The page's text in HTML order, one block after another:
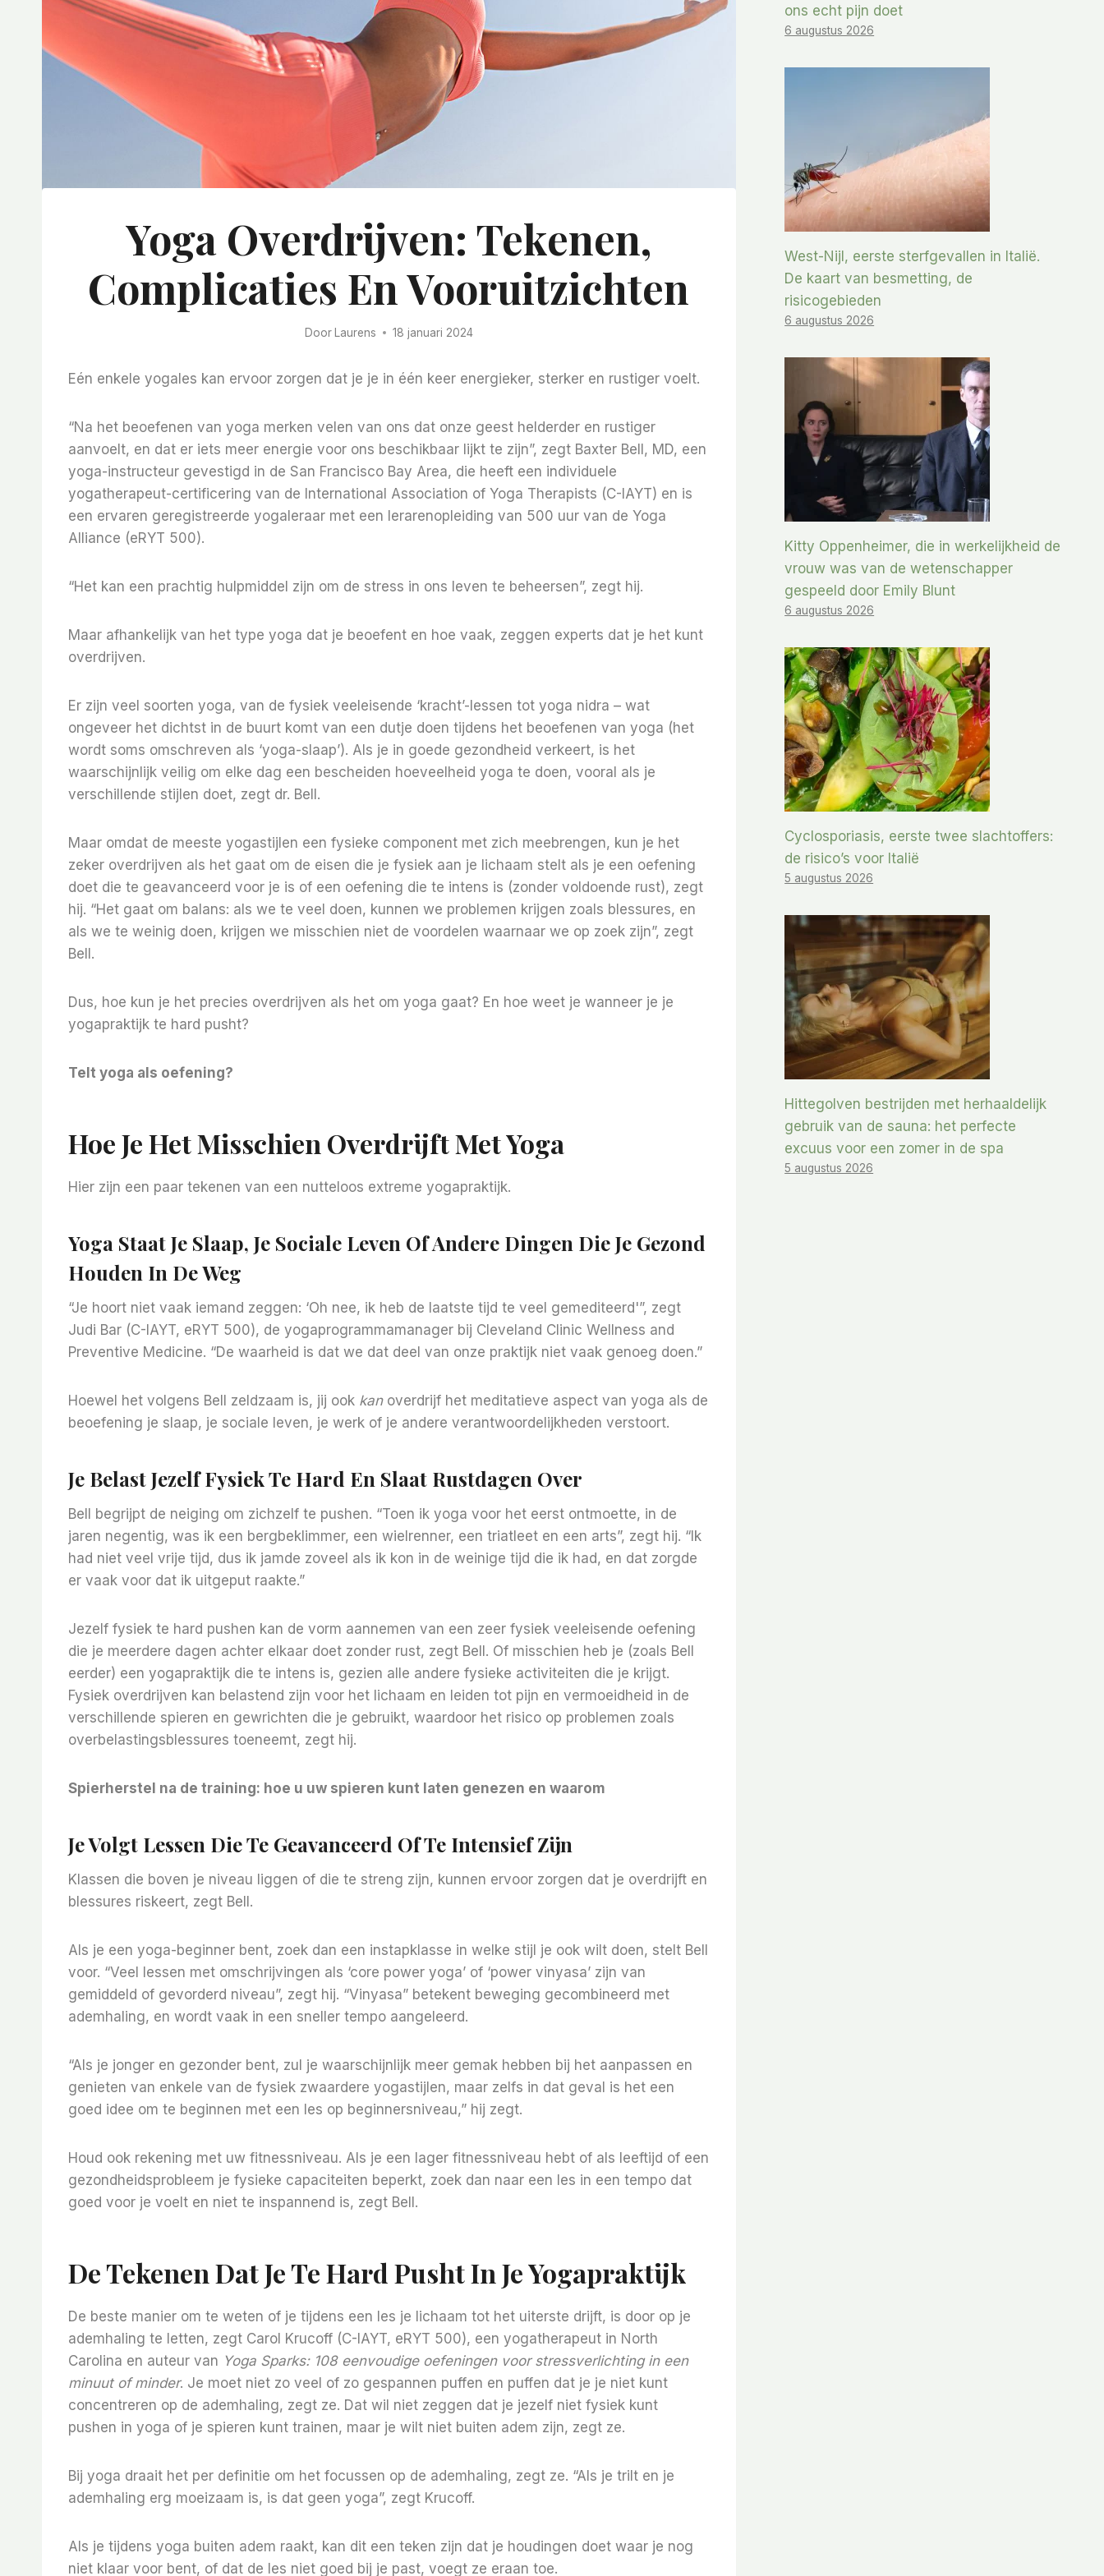
Yoga Overdrijven: Tekenen,
Complicaties En Vooruitzichten
Door Laurens 18 januari 2024
Eén enkele yogales kan ervoor zorgen dat je je in één keer energieker, sterker en rustiger voelt.
“Na het beoefenen van yoga merken velen van ons dat onze geest helderder en rustiger
aanvoelt, en dat er iets meer energie voor ons beschikbaar lijkt te zijn”, zegt Baxter Bell, MD, een
yoga-instructeur gevestigd in de San Francisco Bay Area, die heeft een individuele
yogatherapeut-certificering van de International Association of Yoga Therapists (C-IAYT) en is
een ervaren geregistreerde yogaleraar met een lerarenopleiding van 500 uur van de Yoga
Alliance (eRYT 500).
“Het kan een prachtig hulpmiddel zijn om de stress in ons leven te beheersen”, zegt hij.
Maar afhankelijk van het type yoga dat je beoefent en hoe vaak, zeggen experts dat je het kunt
overdrijven.
Er zijn veel soorten yoga, van de fysiek veeleisende ‘kracht’-lessen tot yoga nidra – wat
ongeveer het dichtst in de buurt komt van een dutje doen tijdens het beoefenen van yoga (het
wordt soms omschreven als ‘yoga-slaap’). Als je in goede gezondheid verkeert, is het
waarschijnlijk veilig om elke dag een bescheiden hoeveelheid yoga te doen, vooral als je
verschillende stijlen doet, zegt dr. Bell.
Maar omdat de meeste yogastijlen een fysieke component met zich meebrengen, kun je het
zeker overdrijven als het gaat om de eisen die je fysiek aan je lichaam stelt als je een oefening
doet die te geavanceerd voor je is of een oefening die te intens is (zonder voldoende rust), zegt
hij. “Het gaat om balans: als we te veel doen, kunnen we problemen krijgen zoals blessures, en
als we te weinig doen, krijgen we misschien niet de voordelen waarnaar we op zoek zijn”, zegt
Bell.
Dus, hoe kun je het precies overdrijven als het om yoga gaat? En hoe weet je wanneer je je
yogapraktijk te hard pusht?
Telt yoga als oefening?
Hoe Je Het Misschien Overdrijft Met Yoga
Hier zijn een paar tekenen van een nutteloos extreme yogapraktijk.
Yoga Staat Je Slaap, Je Sociale Leven Of Andere Dingen Die Je Gezond
Houden In De Weg
“Je hoort niet vaak iemand zeggen: ‘Oh nee, ik heb de laatste tijd te veel gemediteerd'”, zegt
Judi Bar (C-IAYT, eRYT 500), de yogaprogrammamanager bij Cleveland Clinic Wellness and
Preventive Medicine. “De waarheid is dat we dat deel van onze praktijk niet vaak genoeg doen.”
Hoewel het volgens Bell zeldzaam is, jij ook kanoverdrijf het meditatieve aspect van yoga als de
beoefening je slaap, je sociale leven, je werk of je andere verantwoordelijkheden verstoort.
Je Belast Jezelf Fysiek Te Hard En Slaat Rustdagen Over
Bell begrijpt de neiging om zichzelf te pushen. “Toen ik yoga voor het eerst ontmoette, in de
jaren negentig, was ik een bergbeklimmer, een wielrenner, een triatleet en een arts”, zegt hij. “Ik
had niet veel vrije tijd, dus ik jamde zoveel als ik kon in de weinige tijd die ik had, en dat zorgde
er vaak voor dat ik uitgeput raakte.”
Jezelf fysiek te hard pushen kan de vorm aannemen van een zeer fysiek veeleisende oefening
die je meerdere dagen achter elkaar doet zonder rust, zegt Bell. Of misschien heb je (zoals Bell
eerder) een yogapraktijk die te intens is, gezien alle andere fysieke activiteiten die je krijgt.
Fysiek overdrijven kan belastend zijn voor het lichaam en leiden tot pijn en vermoeidheid in de
verschillende spieren en gewrichten die je gebruikt, waardoor het risico op problemen zoals
overbelastingsblessures toeneemt, zegt hij.
Spierherstel na de training: hoe u uw spieren kunt laten genezen en waarom
Je Volgt Lessen Die Te Geavanceerd Of Te Intensief Zijn
Klassen die boven je niveau liggen of die te streng zijn, kunnen ervoor zorgen dat je overdrijft en
blessures riskeert, zegt Bell.
Als je een yoga-beginner bent, zoek dan een instapklasse in welke stijl je ook wilt doen, stelt Bell
voor. “Veel lessen met omschrijvingen als ‘core power yoga’ of ‘power vinyasa’ zijn van
gemiddeld of gevorderd niveau”, zegt hij. “Vinyasa” betekent beweging gecombineerd met
ademhaling, en wordt vaak in een sneller tempo aangeleerd.
“Als je jonger en gezonder bent, zul je waarschijnlijk meer gemak hebben bij het aanpassen en
genieten van enkele van de fysiek zwaardere yogastijlen, maar zelfs in dat geval is het een
goed idee om te beginnen met een les op beginnersniveau,” hij zegt.
Houd ook rekening met uw fitnessniveau. Als je een lager fitnessniveau hebt of als leeftijd of een
gezondheidsprobleem je fysieke capaciteiten beperkt, zoek dan naar een les in een tempo dat
goed voor je voelt en niet te inspannend is, zegt Bell.
De Tekenen Dat Je Te Hard Pusht In Je Yogapraktijk
De beste manier om te weten of je tijdens een les je lichaam tot het uiterste drijft, is door op je
ademhaling te letten, zegt Carol Krucoff (C-IAYT, eRYT 500), een yogatherapeut in North
Carolina en auteur van Yoga Sparks: 108 eenvoudige oefeningen voor stressverlichting in een
minuut of minder. Je moet niet zo veel of zo gespannen puffen en puffen dat je je niet kunt
concentreren op de ademhaling, zegt ze. Dat wil niet zeggen dat je jezelf niet fysiek kunt
pushen in yoga of je spieren kunt trainen, maar je wilt niet buiten adem zijn, zegt ze.
Bij yoga draait het per definitie om het focussen op de ademhaling, zegt ze. “Als je trilt en je
ademhaling erg moeizaam is, is dat geen yoga”, zegt Krucoff.
Als je tijdens yoga buiten adem raakt, kan dit een teken zijn dat je houdingen doet waar je nog
niet klaar voor bent, of dat de les niet goed bij je past, voegt ze eraan toe.
ons echt pijn doet
6 augustus 2026
West-Nijl, eerste sterfgevallen in Italië.
De kaart van besmetting, de
risicogebieden
6 augustus 2026
Kitty Oppenheimer, die in werkelijkheid de
vrouw was van de wetenschapper
gespeeld door Emily Blunt
6 augustus 2026
Cyclosporiasis, eerste twee slachtoffers:
de risico’s voor Italië
5 augustus 2026
Hittegolven bestrijden met herhaaldelijk
gebruik van de sauna: het perfecte
excuus voor een zomer in de spa
5 augustus 2026